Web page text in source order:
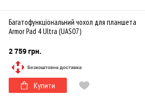
Багатофункціональний чохол для планшета
Armor Pad 4 Ultra (UAS07)
2 759 грн.
Купити